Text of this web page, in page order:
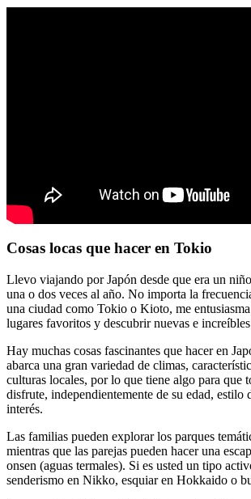
Cosas locas que hacer en Tokio
Llevo viajando por Japón desde que era un
una o dos veces al año. No importa la
una ciudad como Tokio o Kioto, me
lugares favoritos y descubrir nuevas e
Hay muchas cosas fascinantes que hacer en
abarca una gran variedad de climas,
culturas locales, por lo que tiene algo para que
disfrute, independientemente de su edad, estilo
interés.
Las familias pueden explorar los parques
mientras que las parejas pueden hacer una
onsen (aguas termales). Si es usted un tipo
senderismo en Nikko, esquiar en Hokkaido o